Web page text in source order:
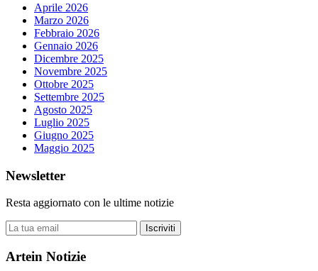
Aprile 2026
Marzo 2026
Febbraio 2026
Gennaio 2026
Dicembre 2025
Novembre 2025
Ottobre 2025
Settembre 2025
Agosto 2025
Luglio 2025
Giugno 2025
Maggio 2025
Newsletter
Resta aggiornato con le ultime notizie
Iscriviti
Artein Notizie